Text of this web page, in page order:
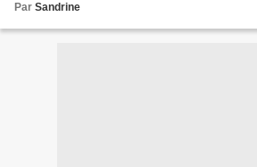
Par Sandrine